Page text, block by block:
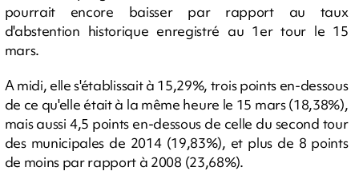
pourrait encore baisser par rapport au taux
d'abstention historique enregistré au 1er tour le 15
mars.
A midi, elle s'établissait à 15,29%, trois points en-dessous
de ce qu'elle était à la même heure le 15 mars (18,38%),
mais aussi 4,5 points en-dessous de celle du second tour
des municipales de 2014 (19,83%), et plus de 8 points
de moins par rapport à 2008 (23,68%).